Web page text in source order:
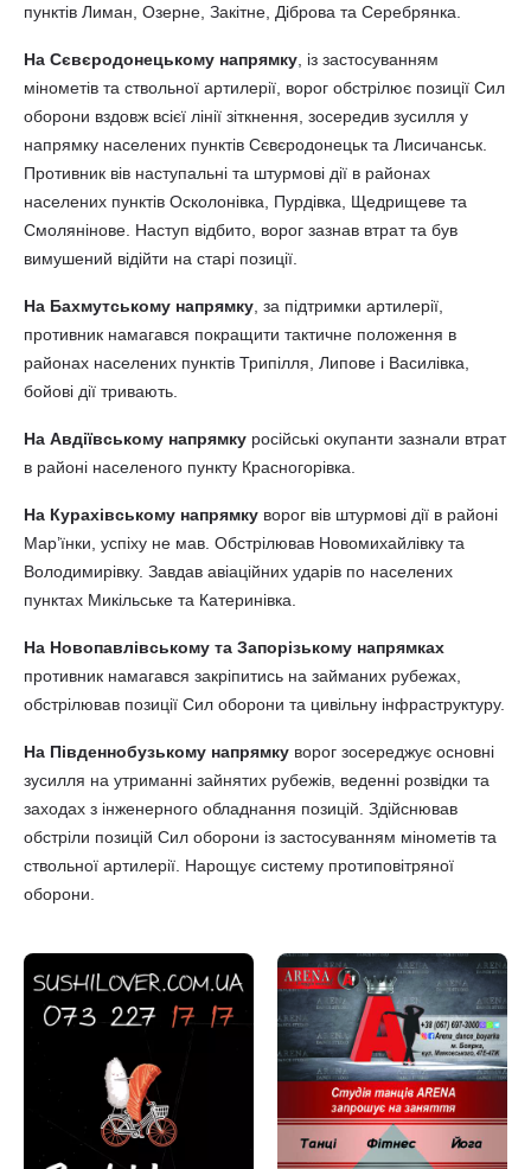
пунктів Лиман, Озерне, Закітне, Діброва та Серебрянка.
На Сєвєродонецькому напрямку , із застосуванням
мінометів та ствольної артилерії, ворог обстрілює позиції Сил
оборони вздовж всієї лінії зіткнення, зосередив зусилля у
напрямку населених пунктів Сєвєродонецьк та Лисичанськ.
Противник вів наступальні та штурмові дії в районах
населених пунктів Осколонівка, Пурдівка, Щедрищеве та
Смолянінове. Наступ відбито, ворог зазнав втрат та був
вимушений відійти на старі позиції.
На Бахмутському напрямку , за підтримки артилерії,
противник намагався покращити тактичне положення в
районах населених пунктів Трипілля, Липове і Василівка,
бойові дії тривають.
На Авдіївському напрямку російські окупанти зазнали втрат
в районі населеного пункту Красногорівка.
На Курахівському напрямку ворог вів штурмові дії в районі
Мар’їнки, успіху не мав. Обстрілював Новомихайлівку та
Володимирівку. Завдав авіаційних ударів по населених
пунктах Микільське та Катеринівка.
На Новопавлівському та Запорізькому напрямках
противник намагався закріпитись на займаних рубежах,
обстрілював позиції Сил оборони та цивільну інфраструктуру.
На Південнобузькому напрямку ворог зосереджує основні
зусилля на утриманні зайнятих рубежів, веденні розвідки та
заходах з інженерного обладнання позицій. Здійснював
обстріли позицій Сил оборони із застосуванням мінометів та
ствольної артилерії. Нарощує систему протиповітряної
оборони.